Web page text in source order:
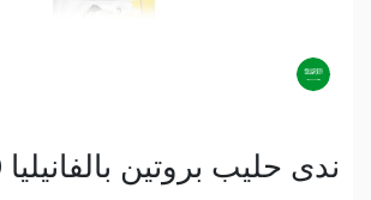
ندى حليب بروتين بالفانيليا 320 مل